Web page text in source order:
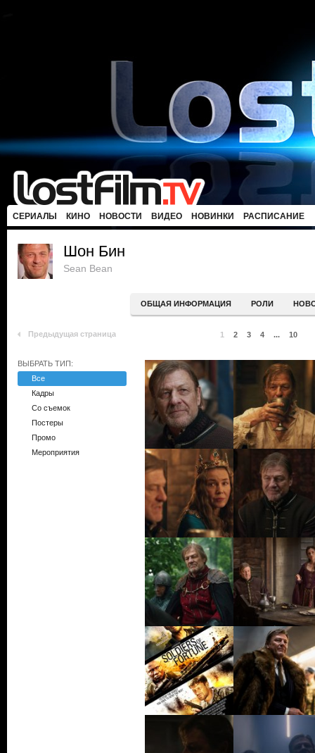
СЕРИАЛЫ КИНО НОВОСТИ ВИДЕО НОВИНКИ РАСПИСАНИЕ
Шон Бин
Sean Bean
ОБЩАЯ ИНФОРМАЦИЯ РОЛИ
Предыдущая страница 1 2 3 4 ... 10
ВЫБРАТЬ ТИП:
Все
Кадры
Со съемок
Постеры
Промо
Мероприятия